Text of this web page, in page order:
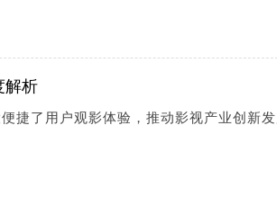
解析
捷了用户观影体验，推动影视产业创新发